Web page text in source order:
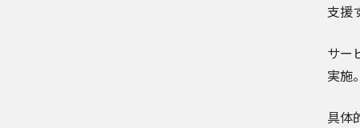
支援
サー
実施
具体